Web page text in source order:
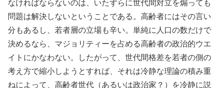
なければならないのは、いたずらに世代間対立を煽っても
問題は解決しないということである。高齢者にはその言い
分もあるし、若者層の立場も辛い。単純に人口の数だけで
決めるなら、マジョリティーを占める高齢者の政治的ウエ
イトにかなわない。したがって、世代間格差を若者の側の
考え方で縮小しようとすれば、それは冷静な理論の積み重
ねによって、高齢者世代（あるいは政治家？）を冷静に説